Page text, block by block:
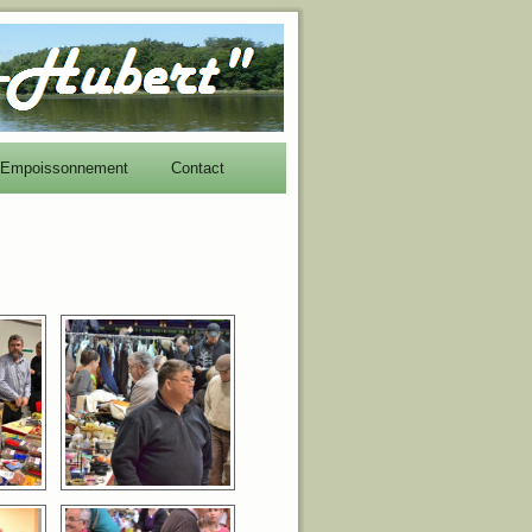
Empoissonnement Contact